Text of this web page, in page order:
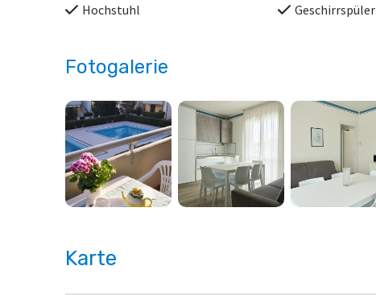
Hochstuhl
Geschirrspüler
Fotogalerie
Karte